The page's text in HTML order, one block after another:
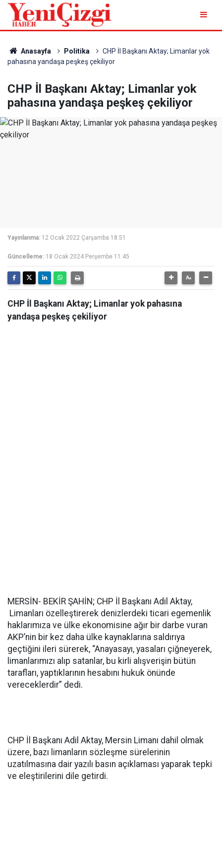
Anasayfa Politika
CHP İl Başkanı Aktay; Limanlar yok
pahasına yandaşa peşkeş çekiliyor
CHP İl Başkanı Aktay; Limanlar yok
pahasına yandaşa peşkeş çekiliyor
Yayınlanma: 12 Ocak 2022 Çarşamba 18:51
Güncelleme: 18 Ocak 2024 Perşembe 11:45
CHP İl Başkanı Aktay; Limanlar yok pahasına
yandaşa peşkeş çekiliyor
MERSİN- BEKİR ŞAHİN; CHP İl Başkanı Adil Aktay,
Limanları özelleştirerek denizlerdeki ticari egemenlik
haklarımıza ve ülke ekonomisine ağır bir darbe vuran
AKP’nin bir kez daha ülke kaynaklarına saldırıya
geçtiğini ileri sürerek, “Anayasayı, yasaları çiğneyerek,
limanlarımızı alıp satanlar, bu kirli alışverişin bütün
tarafları, yaptıklarının hesabını hukuk önünde
vereceklerdir” dedi.
CHP İl Başkanı Adil Aktay, Mersin Limanı dahil olmak
üzere, bazı limanların sözleşme sürelerinin
uzatılmasına dair yazılı basın açıklaması yaparak tepki
ve eleştirilerini dile getirdi.